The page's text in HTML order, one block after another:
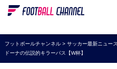
WEリーグ
海外サッカー
プレミアリーグ
フットボールチャンネル> サッカー最新ニュース
ドーナの伝説的キラーパス【W杯】